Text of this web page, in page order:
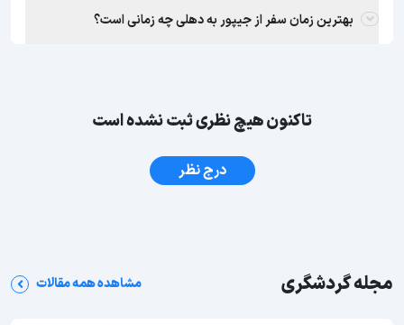
بهترین زمان سفر از جیپور به دهلی چه زمانی است؟
تاکنون هیچ نظری ثبت نشده است
درج نظر
مجله گردشگری مشاهده همه مقالات